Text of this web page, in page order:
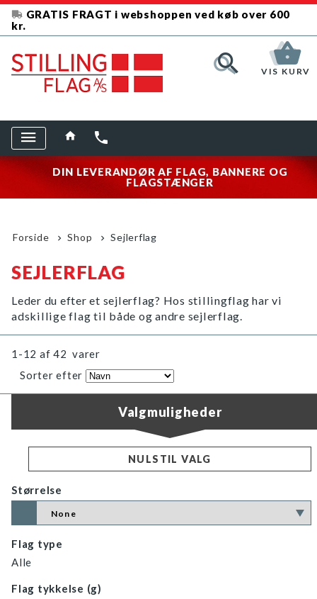
GRATIS FRAGT i webshoppen ved køb over 600
kr.
VIS KURV
DIN LEVERANDØR AF FLAG, BANNERE OG
FLAGSTÆNGER
Forside Shop Sejlerflag
SEJLERFLAG
Leder du efter et sejlerflag? Hos stillingflag har vi
adskillige flag til både og andre sejlerflag.
1-12 af 42 varer
Sorter efter
Valgmuligheder
NULSTIL VALG
Størrelse
Flag type
Alle
Flag tykkelse (g)